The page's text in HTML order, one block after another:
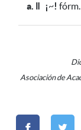
a. ǁ ¡~! fórm.
Asociación de